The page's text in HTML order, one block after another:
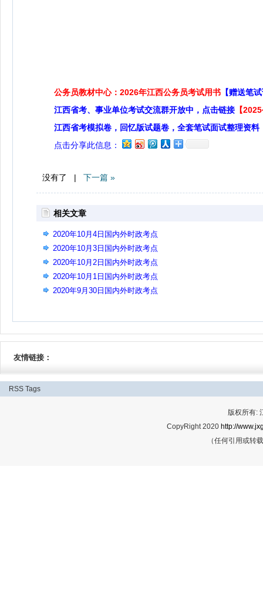
公务员教材中心：2026年江西公务员考试用书 【赠送笔
江西省考、事业单位考试交流群开放中，点击链接 【
江西省考模拟卷，回忆版试题卷，全套笔试面试整理资料
点击分享此信息：
没有了 | 下一篇 »
相关文章
2020年10月4日国内外时政考点
2020年10月3日国内外时政考点
2020年10月2日国内外时政考点
2020年10月1日国内外时政考点
2020年9月30日国内外时政考点
友情链接：
RSS Tags
版权所有:
CopyRight 2020 http://
（任何引用或转